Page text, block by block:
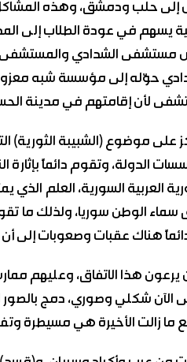
إلى حلب ودمشق، وهذه
يسهم في عودة الطلاب إلى
مستشفى الشدادي
حوّله إلى مؤسسة شبه
لأن إقامتهم في مدينة
على موضوع (الشبيبة الثورية)
وتقوم دائماً بإثارة
العربية السورية، العلم الذي
الوطن سوريا، ولذلك ما
هناك عقبات وصعوبات إلى
يرعون هذا الاتفاق،
الآن شكلي وصوري، دمج بالصور
زالت الأخيرة هي مسيطرة